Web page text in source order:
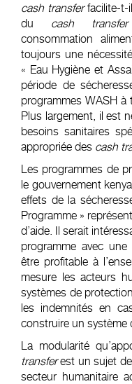
cash transferfacilite-t-
du cash transfer
consommation
toujours une
« Eau Hygiène et
période de
programmes WASH à
Plus largement, il est
besoins sanitaires
appropriée des cash
Les programmes de
le gouvernement
effets de la
Programme »
d’aide. Il serait
programme avec
être profitable à
mesure les acteurs
systèmes de
les indemnités en
construire un système
La modularité
transferest un sujet
secteur humanitaire